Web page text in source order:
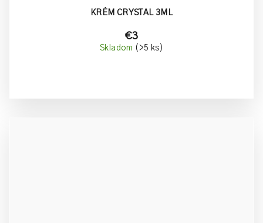
KRÉM CRYSTAL 3ML
€3
Skladom (>5 ks)